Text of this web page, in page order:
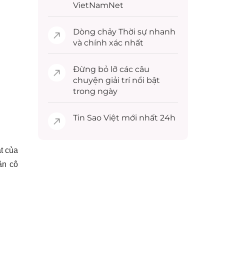
của
cô
VietNamNet
Dòng chảy Thời sự nhanh
và chính xác nhất
Đừng bỏ lỡ các câu
chuyện giải trínổi bật
trong ngày
Tin Sao Việt mới nhất 24h